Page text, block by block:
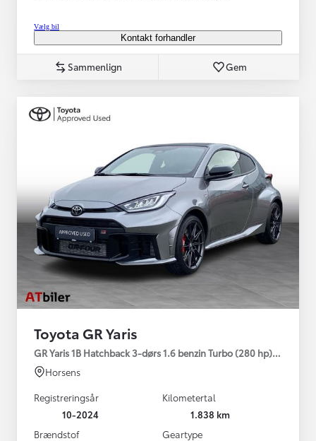
Vælg bil
Kontakt forhandler
Sammenlign Gem
Toyota GR Yaris
GR Yaris 1B Hatchback 3-dørs 1.6 benzin Turbo (280 hp) Aut.
Horsens
Registreringsår
10-2024
Kilometertal
1.838 km
Brændstof
Geartype